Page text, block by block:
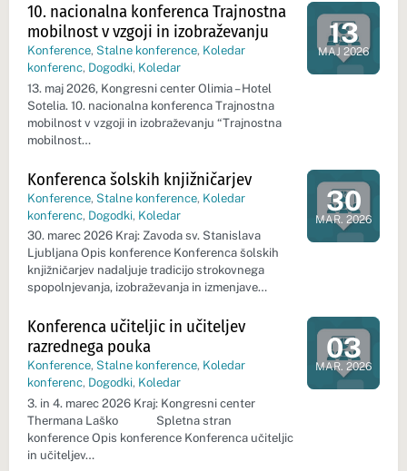
10. nacionalna konferenca Trajnostna
mobilnost v vzgoji in izobraževanju
Konference, Stalne konference, Koledar
konferenc, Dogodki, Koledar
13. maj 2026, Kongresni center Olimia – Hotel
Sotelia. 10. nacionalna konferenca Trajnostna
mobilnost v vzgoji in izobraževanju “Trajnostna
mobilnost…
13
MAJ 2026
Dan
Konferenca šolskih knjižničarjev
Konference, Stalne konference, Koledar
konferenc, Dogodki, Koledar
30. marec 2026 Kraj: Zavoda sv. Stanislava
Ljubljana Opis konference Konferenca šolskih
knjižničarjev nadaljuje tradicijo strokovnega
spopolnjevanja, izobraževanja in izmenjave…
30
MAR. 2026
Dan
Konferenca učiteljic in učiteljev
razrednega pouka
Konference, Stalne konference, Koledar
konferenc, Dogodki, Koledar
3. in 4. marec 2026 Kraj: Kongresni center
Thermana Laško Spletna stran
konference Opis konference Konferenca učiteljic
in učiteljev…
03
MAR. 2026
Dan